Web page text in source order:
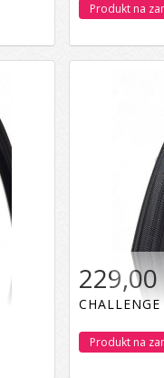
Produkt na
229,00
Produkt na